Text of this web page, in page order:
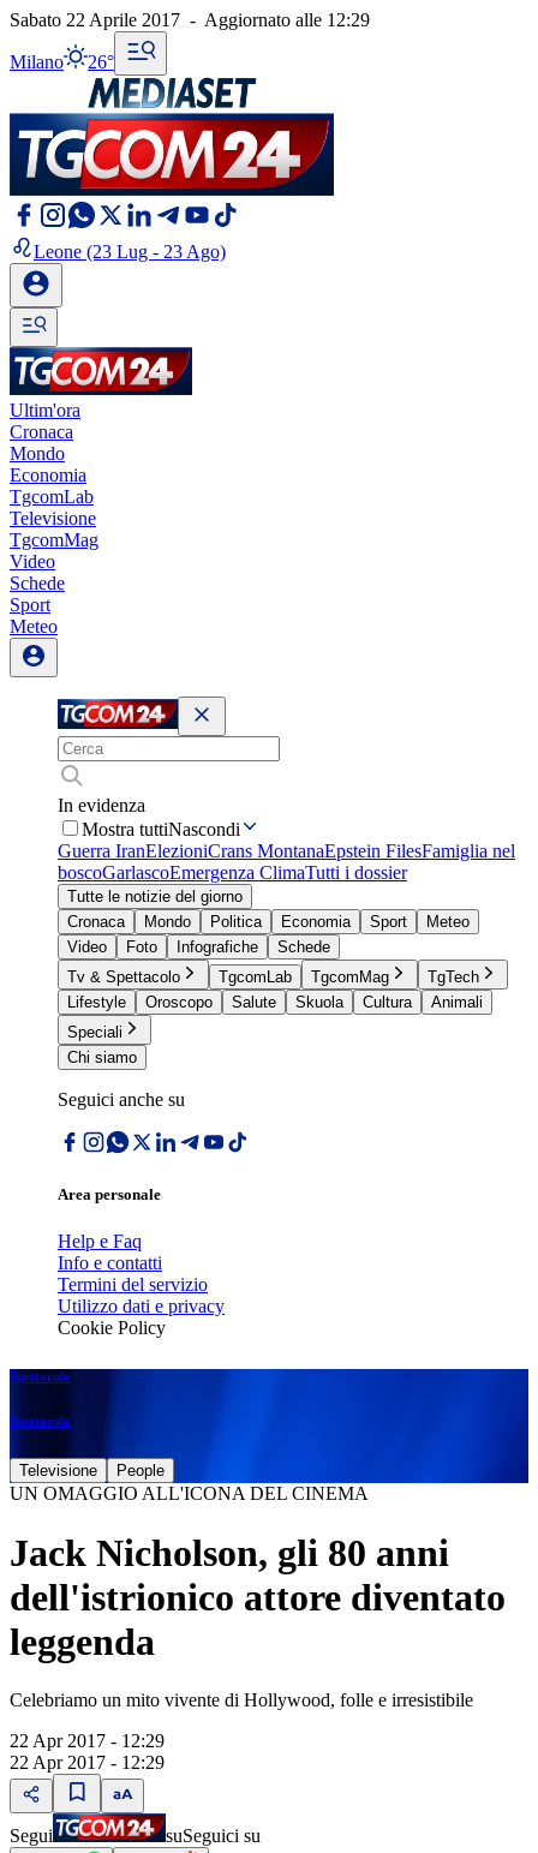
Sabato 22 Aprile 2017 - Aggiornato alle 12:29
Milano 26°
Leone (23 Lug - 23 Ago)
Ultim'ora
Cronaca
Mondo
Economia
TgcomLab
Televisione
TgcomMag
Video
Schede
Sport
Meteo
In evidenza
Mostra tuttiNascondi
Guerra IranElezioniCrans MontanaEpstein FilesFamiglia nel
boscoGarlascoEmergenza ClimaTutti i dossier
Tutte le notizie del giorno
Cronaca
Mondo Politica Economia Sport
Meteo
Video
Foto Infografiche
Schede
Tv & Spettacolo
TgcomLab TgcomMag
TgTech
Lifestyle
Oroscopo Salute Skuola Cultura
Animali
Speciali
Chi siamo
Seguici anche su
Area personale
Help e Faq
Info e contatti
Termini del servizio
Utilizzo dati e privacy
Cookie Policy
Spettacolo
Spettacolo
Televisione People
UN OMAGGIO ALL'ICONA DEL CINEMA
Jack Nicholson, gli 80 anni
dell'istrionico attore diventato
leggenda
Celebriamo un mito vivente di Hollywood, folle e irresistibile
22 Apr 2017 - 12:29
22 Apr 2017 - 12:29
Segui suSeguici su